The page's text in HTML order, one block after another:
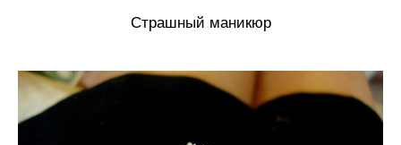
Страшный маникюр